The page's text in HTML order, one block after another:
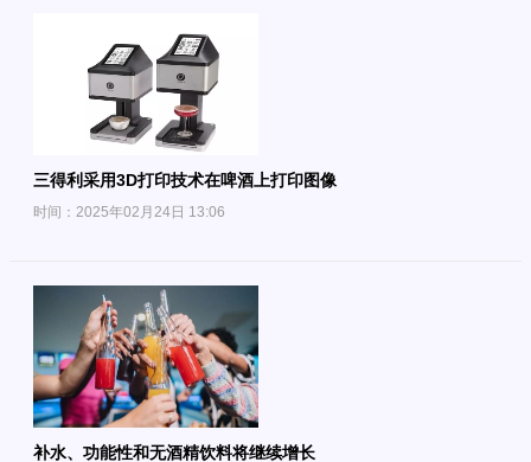
三得利采用3D打印技术在啤酒上打印图像
时间：2025年02月24日 13:06
补水、功能性和无酒精饮料将继续增长